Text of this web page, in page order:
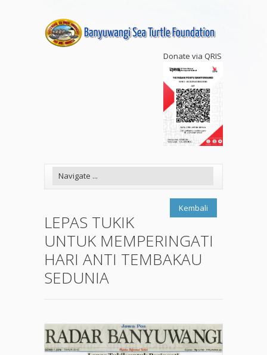
Donate via QRIS
Kembali
LEPAS TUKIK
UNTUK MEMPERINGATI
HARI ANTI TEMBAKAU
SEDUNIA